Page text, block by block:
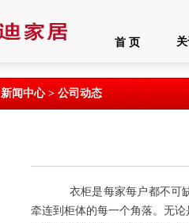
首 页
新闻中心 > 公司动态
衣柜是每家每户都不可
牵连到柜体的每一个角落。无